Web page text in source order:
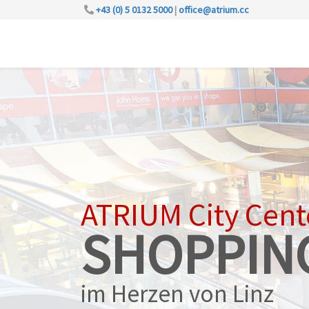
+43 (0) 5 0132 5000|office@atrium.cc
ATRIUM City
im Herzen von Linz